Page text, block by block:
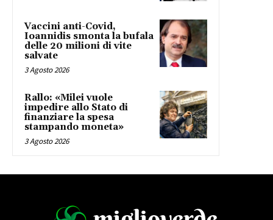
Vaccini anti-Covid,
Ioannidis smonta la bufala
delle 20 milioni di vite
salvate
3 Agosto 2026
Rallo: «Milei vuole
impedire allo Stato di
finanziare la spesa
stampando moneta»
3 Agosto 2026